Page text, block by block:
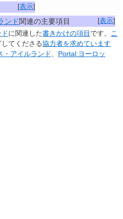
[表示]
[表示]
ンド関連の主要項目
に関連した書きかけの項目 です。
こ
してくださる協力者を求めています
・アイルランド
Portal:ヨーロッ